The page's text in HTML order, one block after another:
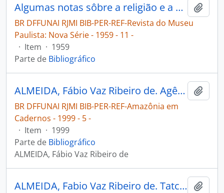
Algumas notas sôbre a religião e a mitologia dos Surára [Revista do Museu Paulista: Nova Série]
BR DFFUNAI RJMI BIB-PER-REF-Revista do Museu
Paulista: Nova Série - 1959 - 11 -
· Item · 1959
Parte de Bibliográfico
ALMEIDA, Fábio Vaz Ribeiro de. Agências de contato e desenvolvimento sustentável entre os Ticuna [Amazônia em Cadernos]
BR DFFUNAI RJMI BIB-PER-REF-Amazônia em
Cadernos - 1999 - 5 -
· Item · 1999
Parte de Bibliográfico
ALMEIDA, Fábio Vaz Ribeiro de
ALMEIDA, Fabio Vaz Ribeiro de. Tatchiüãne "nossa terra de muito tempo" [Amazonia em Cadernos]